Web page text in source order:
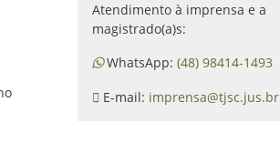
Atendimento à imprensa e a
magistrado(a)s:
WhatsApp: (48) 98414-1493
E-mail: imprensa@tjsc.jus.br